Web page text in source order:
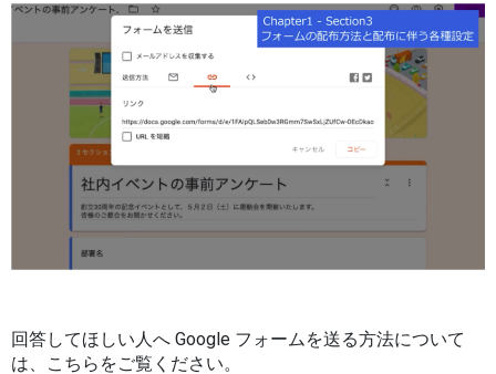
回答してほしい人へ Google フォームを送る方法について
は、こちらをご覧ください。